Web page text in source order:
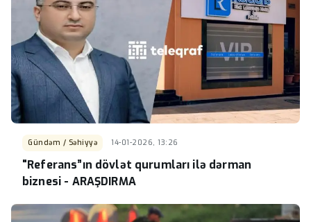
Gündəm / Səhiyyə 14-01-2026, 13:26
"Referans”ın dövlət qurumları ilə dərman
biznesi - ARAŞDIRMA